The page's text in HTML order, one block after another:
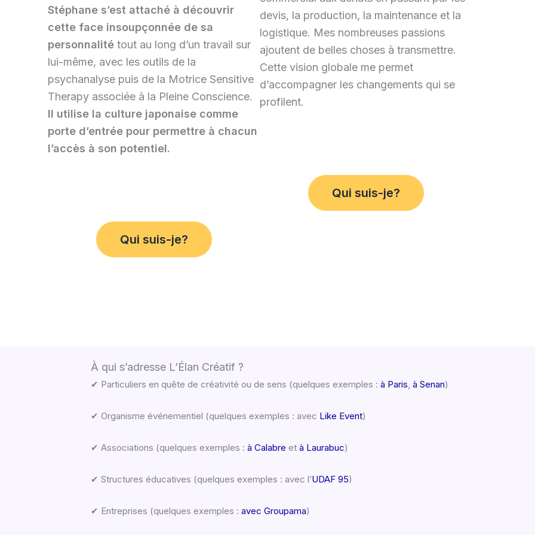
Stéphane s’est attaché à découvrir
cette face insoupçonnée de sa
personnalité tout au long d’un travail sur
lui-même, avec les outils de la
psychanalyse puis de la Motrice Sensitive
Therapy associée à la Pleine Conscience.
Il utilise la culture japonaise comme
porte d’entrée pour permettre à chacun
l’accès à son potentiel.
Qui suis-je?
devis, la production, la maintenance et la
logistique. Mes nombreuses passions
ajoutent de belles choses à transmettre.
Cette vision globale me permet
d’accompagner les changements qui se
profilent.
Qui suis-je?
À qui s’adresse L’Élan Créatif ?
✔ Particuliers en quête de créativité ou de sens (quelques exemples : à Paris, à Senan)
✔ Organisme événementiel (quelques exemples : avec Like Event)
✔ Associations (quelques exemples : à Calabre et à Laurabuc)
✔ Structures éducatives (quelques exemples : avec l’UDAF 95)
✔ Entreprises (quelques exemples : avec Groupama)